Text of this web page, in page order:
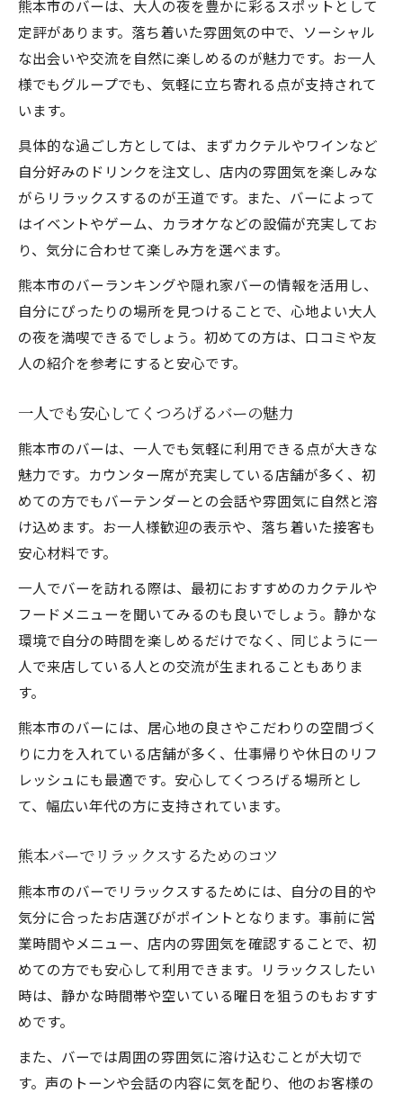
熊本市のバーは、大人の夜を豊かに彩るスポットとして
定評があります。落ち着いた雰囲気の中で、ソーシャル
な出会いや交流を自然に楽しめるのが魅力です。お一人
様でもグループでも、気軽に立ち寄れる点が支持されて
います。
具体的な過ごし方としては、まずカクテルやワインなど
自分好みのドリンクを注文し、店内の雰囲気を楽しみな
がらリラックスするのが王道です。また、バーによって
はイベントやゲーム、カラオケなどの設備が充実してお
り、気分に合わせて楽しみ方を選べます。
熊本市のバーランキングや隠れ家バーの情報を活用し、
自分にぴったりの場所を見つけることで、心地よい大人
の夜を満喫できるでしょう。初めての方は、口コミや友
人の紹介を参考にすると安心です。
一人でも安心してくつろげるバーの魅力
熊本市のバーは、一人でも気軽に利用できる点が大きな
魅力です。カウンター席が充実している店舗が多く、初
めての方でもバーテンダーとの会話や雰囲気に自然と溶
け込めます。お一人様歓迎の表示や、落ち着いた接客も
安心材料です。
一人でバーを訪れる際は、最初におすすめのカクテルや
フードメニューを聞いてみるのも良いでしょう。静かな
環境で自分の時間を楽しめるだけでなく、同じように一
人で来店している人との交流が生まれることもありま
す。
熊本市のバーには、居心地の良さやこだわりの空間づく
りに力を入れている店舗が多く、仕事帰りや休日のリフ
レッシュにも最適です。安心してくつろげる場所とし
て、幅広い年代の方に支持されています。
熊本バーでリラックスするためのコツ
熊本市のバーでリラックスするためには、自分の目的や
気分に合ったお店選びがポイントとなります。事前に営
業時間やメニュー、店内の雰囲気を確認することで、初
めての方でも安心して利用できます。リラックスしたい
時は、静かな時間帯や空いている曜日を狙うのもおすす
めです。
また、バーでは周囲の雰囲気に溶け込むことが大切で
す。声のトーンや会話の内容に気を配り、他のお客様の